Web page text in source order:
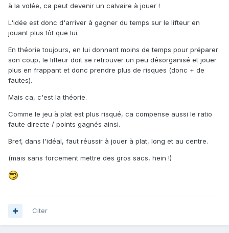
à la volée, ca peut devenir un calvaire à jouer !
L'idée est donc d'arriver à gagner du temps sur le lifteur en
jouant plus tôt que lui.
En théorie toujours, en lui donnant moins de temps pour préparer
son coup, le lifteur doit se retrouver un peu désorganisé et jouer
plus en frappant et donc prendre plus de risques (donc + de
fautes).
Mais ca, c'est la théorie.
Comme le jeu à plat est plus risqué, ca compense aussi le ratio
faute directe / points gagnés ainsi.
Bref, dans l'idéal, faut réussir à jouer à plat, long et au centre.
(mais sans forcement mettre des gros sacs, hein !)
Citer